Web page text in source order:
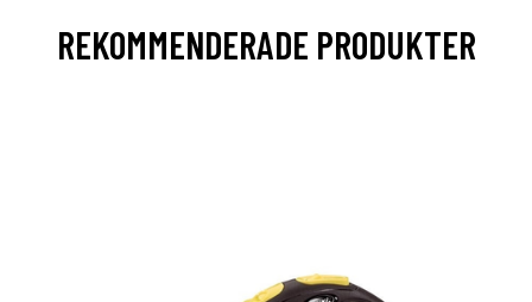
REKOMMENDERADE PRODUKTER